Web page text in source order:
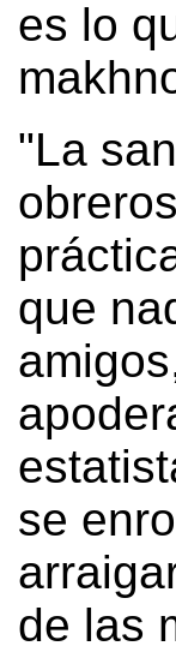
es lo
"La
que
se
de las